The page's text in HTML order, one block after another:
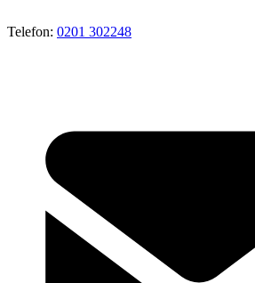
Telefon: 0201 302248